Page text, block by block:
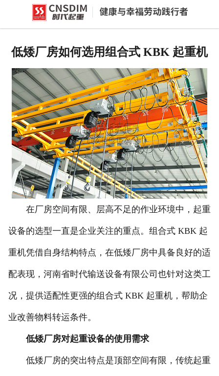
网站首页
公司概况
资质荣誉
企业文化
联系我们
低矮厂房如何选用组合式 KBK 起重机
在厂房空间有限、层高不足的作业环境中，起重
设备的选型一直是企业关注的重点。组合式 KBK 起
重机凭借自身结构特点，在低矮厂房中具备良好的适
配表现，河南省时代输送设备有限公司也针对这类工
况，提供适配性更强的组合式 KBK 起重机，帮助企
业改善物料转运条件。
低矮厂房对起重设备的使用需求
低矮厂房的突出特点是顶部空间有限，传统起重